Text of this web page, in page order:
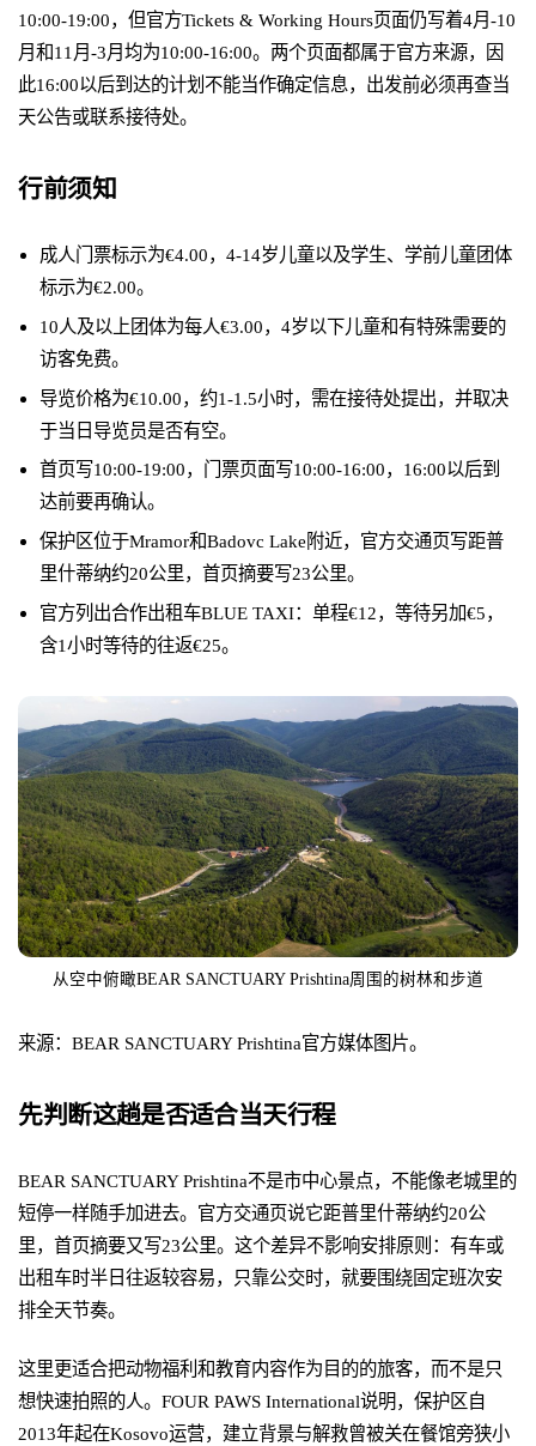
10:00-19:00，但官方Tickets & Working Hours页面仍写着4月-10
月和11月-3月均为10:00-16:00。两个页面都属于官方来源，因
此16:00以后到达的计划不能当作确定信息，出发前必须再查当
天公告或联系接待处。
行前须知
成人门票标示为€4.00，4-14岁儿童以及学生、学前儿童团体
标示为€2.00。
10人及以上团体为每人€3.00，4岁以下儿童和有特殊需要的
访客免费。
导览价格为€10.00，约1-1.5小时，需在接待处提出，并取决
于当日导览员是否有空。
首页写10:00-19:00，门票页面写10:00-16:00，16:00以后到
达前要再确认。
保护区位于Mramor和Badovc Lake附近，官方交通页写距普
里什蒂纳约20公里，首页摘要写23公里。
官方列出合作出租车BLUE TAXI：单程€12，等待另加€5，
含1小时等待的往返€25。
从空中俯瞰BEAR SANCTUARY Prishtina周围的树林和步道
来源：BEAR SANCTUARY Prishtina官方媒体图片。
先判断这趟是否适合当天行程
BEAR SANCTUARY Prishtina不是市中心景点，不能像老城里的
短停一样随手加进去。官方交通页说它距普里什蒂纳约20公
里，首页摘要又写23公里。这个差异不影响安排原则：有车或
出租车时半日往返较容易，只靠公交时，就要围绕固定班次安
排全天节奏。
这里更适合把动物福利和教育内容作为目的的旅客，而不是只
想快速拍照的人。FOUR PAWS International说明，保护区自
2013年起在Kosovo运营，建立背景与解救曾被关在餐馆旁狭小